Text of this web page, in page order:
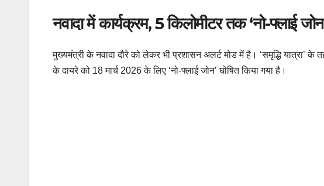
नवादा में कार्यक्रम, 5 किलोमीटर तक ‘नो-फ्लाई
मुख्यमंत्री के नवादा दौरे को लेकर भी प्रशासन अलर्ट मोड में है। ‘समृद्धि यात्रा’
के दायरे को 18 मार्च 2026 के लिए ‘नो-फ्लाई जोन’ घोषित किया गया है।